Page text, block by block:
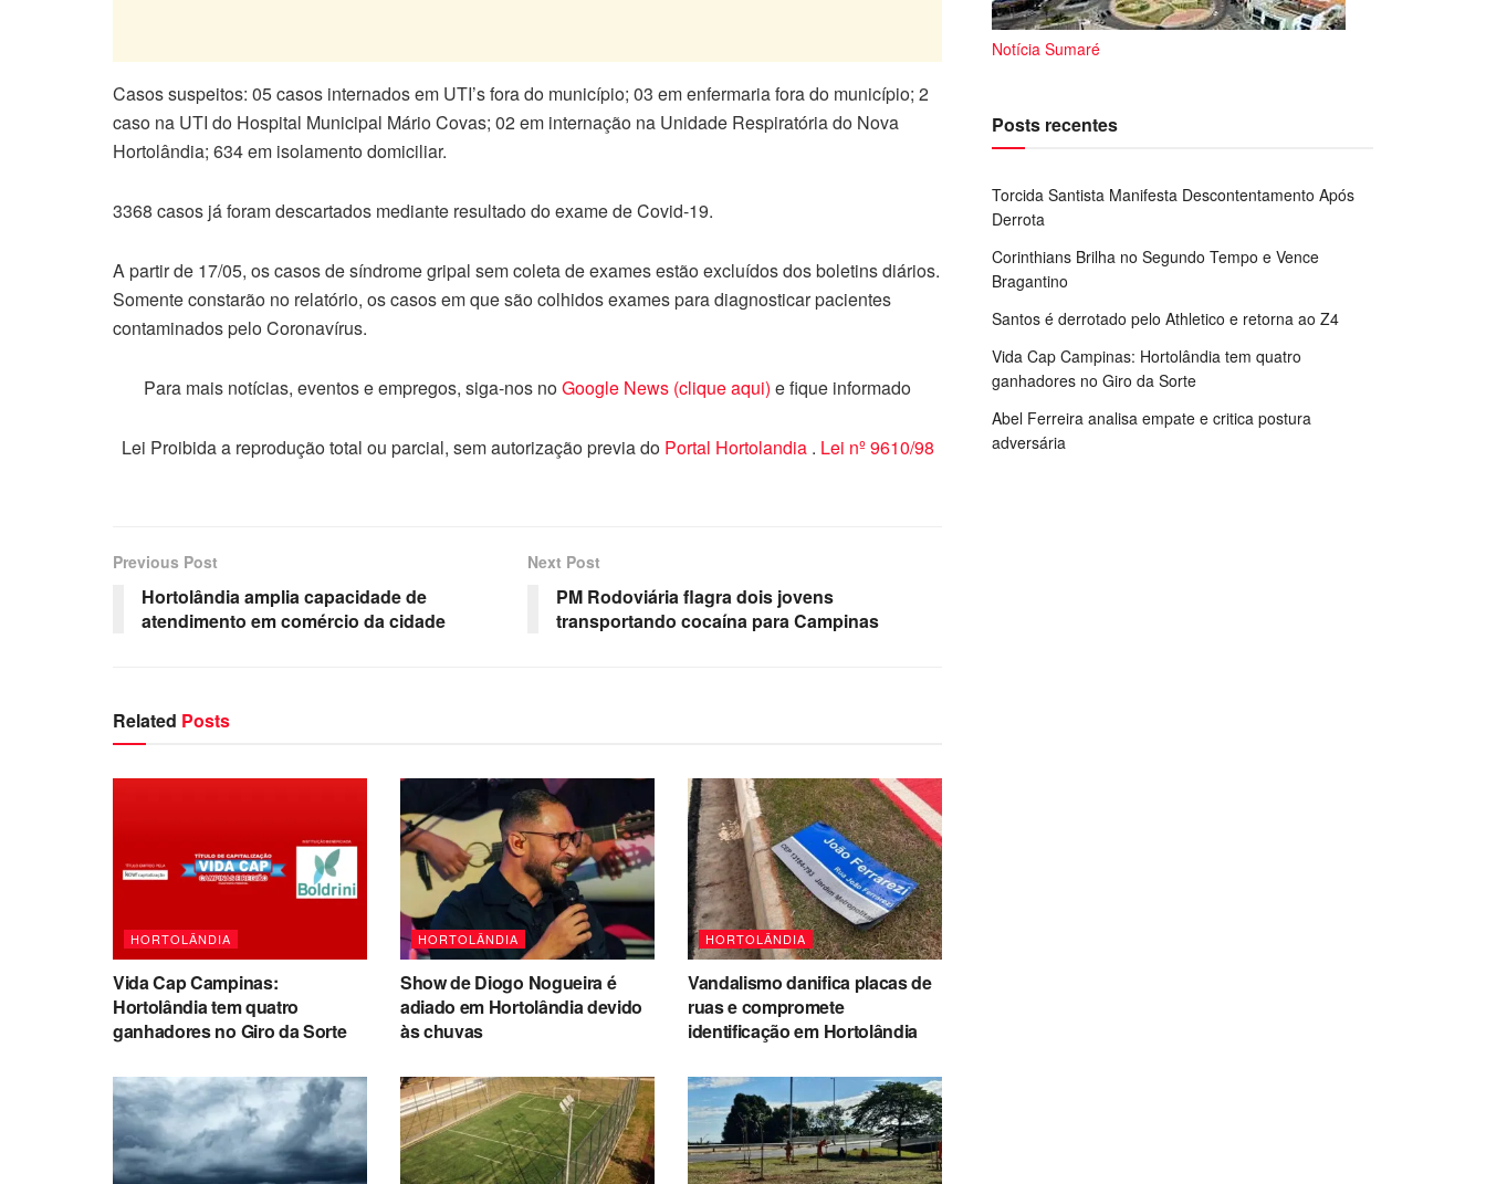
Casos suspeitos: 05 casos internados em UTI’s fora do município; 03 em enfermaria fora do município; 2
caso na UTI do Hospital Municipal Mário Covas; 02 em internação na Unidade Respiratória do Nova
Hortolândia; 634 em isolamento domiciliar.
3368 casos já foram descartados mediante resultado do exame de Covid-19.
A partir de 17/05, os casos de síndrome gripal sem coleta de exames estão excluídos dos boletins diários.
Somente constarão no relatório, os casos em que são colhidos exames para diagnosticar pacientes
contaminados pelo Coronavírus.
Para mais notícias, eventos e empregos, siga-nos noGoogle News (clique aqui) e fique informado
Lei Proibida a reprodução total ou parcial, sem autorização previa do Portal Hortolandia . Lei nº 9610/98
Previous Post
Hortolândia amplia capacidade de
atendimento em comércio da cidade
Next Post
PM Rodoviária flagra dois jovens
transportando cocaína para Campinas
Related Posts
HORTOLÂNDIA
Vida Cap Campinas:
Hortolândia tem quatro
ganhadores no Giro da Sorte
HORTOLÂNDIA
Show de Diogo Nogueira é
adiado em Hortolândia devido
às chuvas
HORTOLÂNDIA
Vandalismo danifica placas de
ruas e compromete
identificação em Hortolândia
Notícia Sumaré
Posts recentes
Torcida Santista Manifesta Descontentamento Após
Derrota
Corinthians Brilha no Segundo Tempo e Vence
Bragantino
Santos é derrotado pelo Athletico e retorna ao Z4
Vida Cap Campinas: Hortolândia tem quatro
ganhadores no Giro da Sorte
Abel Ferreira analisa empate e critica postura
adversária